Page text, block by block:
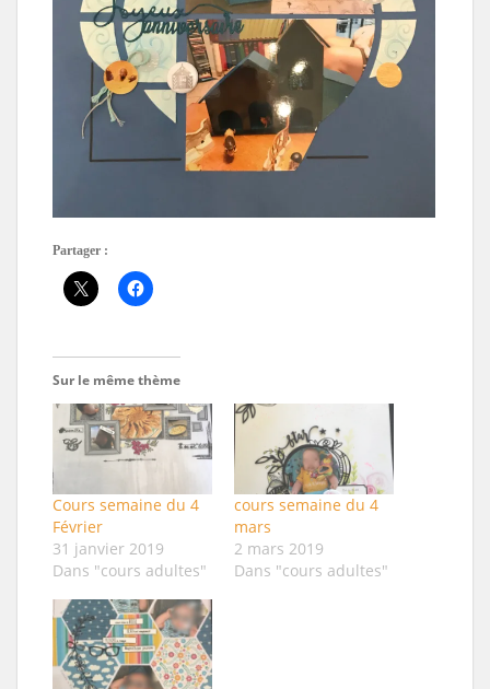
Partager :
Sur le même thème
Cours semaine du 4
Février
31 janvier 2019
Dans "cours adultes"
cours semaine du 4
mars
2 mars 2019
Dans "cours adultes"